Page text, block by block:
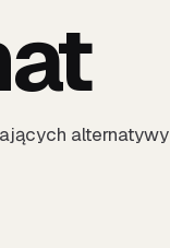
alternatywy